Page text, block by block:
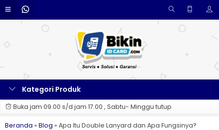
Kategori Produk
Buka jam 09.00 s/d jam 17.00 , Sabtu- Minggu tutup
Beranda » Blog » Apa Itu Double Lanyard dan Apa Fungsinya?